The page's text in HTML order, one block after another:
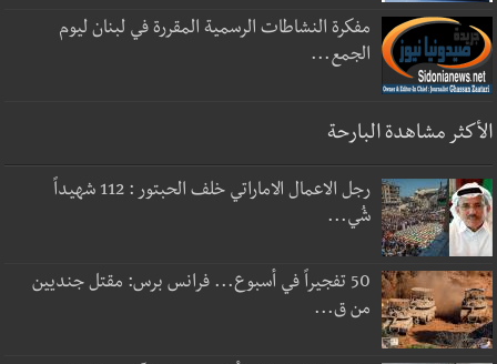
مفكرة النشاطات الرسمية المقررة في لبنان ليوم
الجمع...
الأكثر مشاهدة البارحة
رجل الاعمال الاماراتي خلف الحبتور : 112 شهيداً
شُي...
50 تفجيراً في أسبوع... فرانس برس: مقتل جنديين
من ق...